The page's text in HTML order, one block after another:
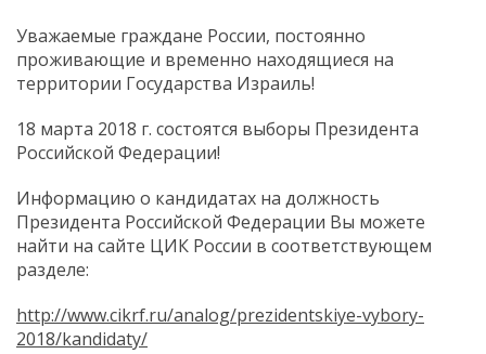
Уважаемые граждане России, постоянно
проживающие и временно находящиеся на
территории Государства Израиль!
18 марта 2018 г. состоятся выборы Президента
Российской Федерации!
Информацию о кандидатах на должность
Президента Российской Федерации Вы можете
найти на сайте ЦИК России в соответствующем
разделе:
http://www.cikrf.ru/analog/prezidentskiye-vybory-
2018/kandidaty/